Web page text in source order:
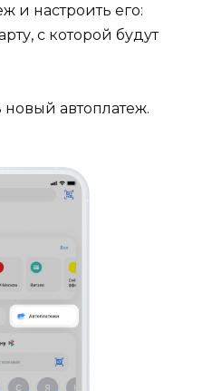
и настроить его:
с которой будут
автоплатеж.